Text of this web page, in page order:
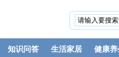
知识问答 生活家居 健康养